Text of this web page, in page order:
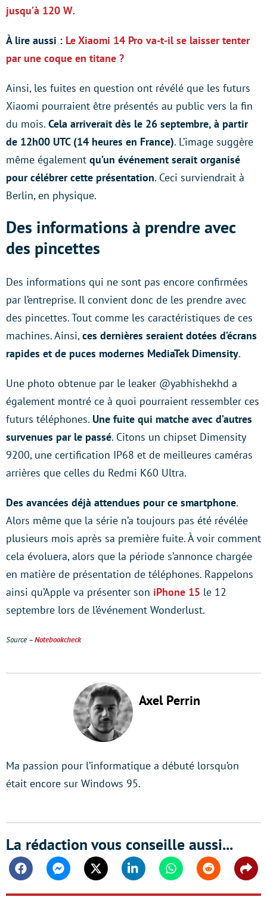
jusqu’à 120 W.
À lire aussi : Le Xiaomi 14 Pro va-t-il se laisser tenter
par une coque en titane ?
Ainsi, les fuites en question ont révélé que les futurs
Xiaomi pourraient être présentés au public vers la fin
du mois. Cela arriverait dès le 26 septembre, à partir
de 12h00 UTC (14 heures en France). L’image suggère
même également qu’un événement serait organisé
pour célébrer cette présentation. Ceci surviendrait à
Berlin, en physique.
Des informations à prendre avec
des pincettes
Des informations qui ne sont pas encore confirmées
par l’entreprise. Il convient donc de les prendre avec
des pincettes. Tout comme les caractéristiques de ces
machines. Ainsi,ces dernières seraient dotées d’écrans
rapides et de puces modernes MediaTek Dimensity.
Une photo obtenue par le leaker @yabhishekhd a
également montré ce à quoi pourraient ressembler ces
futurs téléphones. Une fuite qui matche avec d’autres
survenues par le passé. Citons un chipset Dimensity
9200, une certification IP68 et de meilleures caméras
arrières que celles du Redmi K60 Ultra.
Des avancées déjà attendues pour ce smartphone.
Alors même que la série n’a toujours pas été révélée
plusieurs mois après sa première fuite. À voir comment
cela évoluera, alors que la période s’annonce chargée
en matière de présentation de téléphones. Rappelons
ainsi qu’Apple va présenter son iPhone 15 le 12
septembre lors de l’événement Wonderlust.
Source –Notebookcheck
Axel Perrin
Ma passion pour l’informatique a débuté lorsqu’on
était encore sur Windows 95.
La rédaction vous conseille aussi...
FacebookMessengerTwitter Linkedin WhatsappReddit